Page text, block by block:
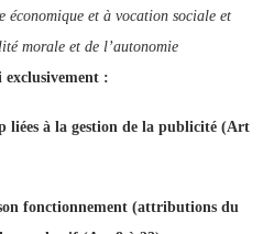
économique et à vocation sociale et
morale et de l’autonomie
exclusivement :
liées à la gestion de la publicité (Art
fonctionnement (attributions du